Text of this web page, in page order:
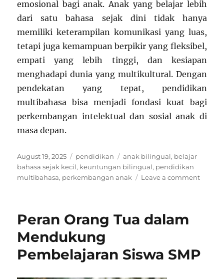
emosional bagi anak. Anak yang belajar lebih
dari satu bahasa sejak dini tidak hanya
memiliki keterampilan komunikasi yang luas,
tetapi juga kemampuan berpikir yang fleksibel,
empati yang lebih tinggi, dan kesiapan
menghadapi dunia yang multikultural. Dengan
pendekatan yang tepat, pendidikan
multibahasa bisa menjadi fondasi kuat bagi
perkembangan intelektual dan sosial anak di
masa depan.
Posted
on
August 19, 2025 Categories
pendidikan Tags
anak bilingual, belajar
bahasa sejak kecil, keuntungan bilingual, pendidikan
multibahasa, perkembangan anak Leave a commenton
Lebih
Peran Orang Tua dalam
Mendukung
Pembelajaran Siswa SMP